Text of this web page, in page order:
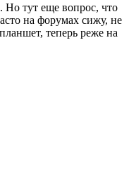
Но тут еще вопрос, что
на форумах сижу, не
теперь реже на